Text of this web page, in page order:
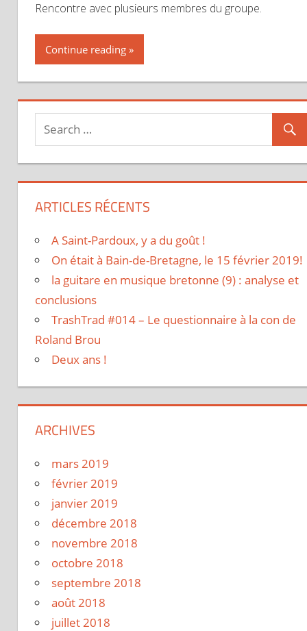
Rencontre avec plusieurs membres du groupe.
Continue reading
ARTICLES RÉCENTS
A Saint-Pardoux, y a du goût !
On était à Bain-de-Bretagne, le 15 février 2019!
la guitare en musique bretonne (9) : analyse et
conclusions
TrashTrad #014 – Le questionnaire à la con de
Roland Brou
Deux ans !
ARCHIVES
mars 2019
février 2019
janvier 2019
décembre 2018
novembre 2018
octobre 2018
septembre 2018
août 2018
juillet 2018